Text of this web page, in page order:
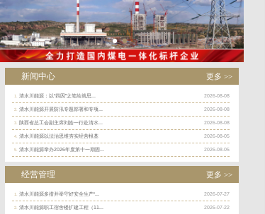
新闻中心 更多 >>
2026-08-08
1. 清水川能源：以“四因”之笔绘就思...
2026-08-08
2. 清水川能源开展防汛专题部署和专项...
2026-08-08
3. 陕西省总工会副主席刘皓一行赴清水...
2026-08-05
4. 清水川能源以法治思维夯实经营根基
2026-08-05
5. 清水川能源举办2026年度第十一期固...
经营管理 更多 >>
2026-07-27
1. 清水川能源多措并举守好安全生产“...
2026-07-22
2. 清水川能源职工宿舍楼扩建工程（11...